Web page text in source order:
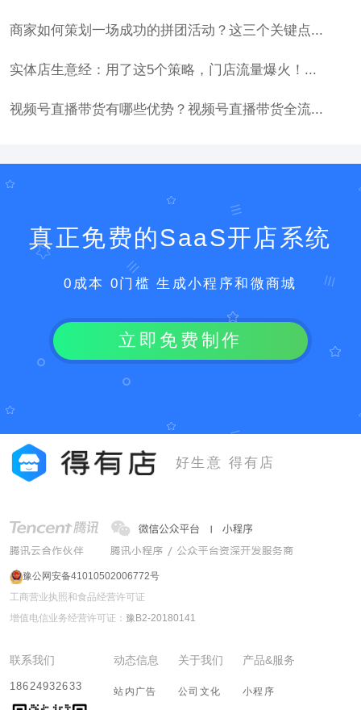
商家如何策划一场成功的拼团活动？这三个关键点...
实体店生意经：用了这5个策略，门店流量爆火！...
视频号直播带货有哪些优势？视频号直播带货全流...
真正免费的SaaS开店系统
0成本 0门槛 生成小程序和微商城
立即免费制作
好生意 得有店
豫公网安备41010502006772号
工商营业执照和食品经营许可证
增值电信业务经营许可证： 豫B2-20180141
联系我们
18624932633
动态信息
站内广告
关于我们
公司文化
产品&服务
小程序